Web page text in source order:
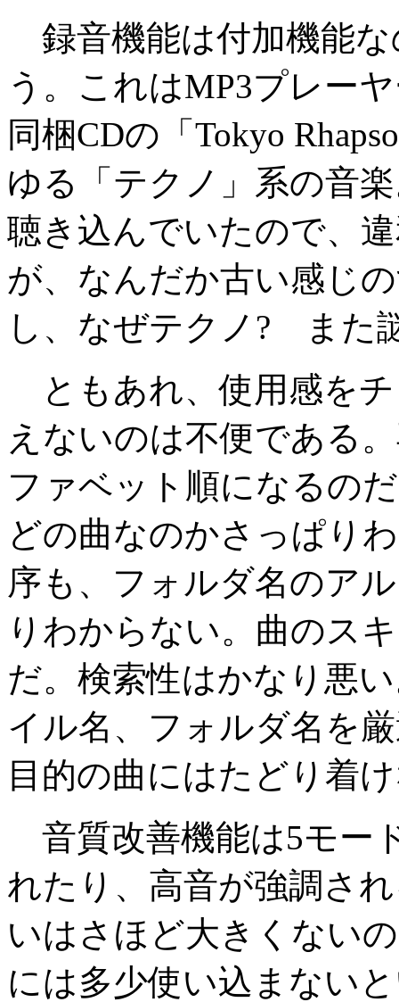
録音機能は付加機能
う。これはMP3プレー
同梱CDの「Tokyo
ゆる「テクノ」系の音
聴き込んでいたので、
が、なんだか古い感じ
し、なぜテクノ? また
ともあれ、使用感を
えないのは不便である
ファベット順になるの
どの曲なのかさっぱり
序も、フォルダ名のア
りわからない。曲のス
だ。検索性はかなり悪
イル名、フォルダ名を
目的の曲にはたどり着
音質改善機能は5モー
れたり、高音が強調さ
いはさほど大きくない
には多少使い込まない